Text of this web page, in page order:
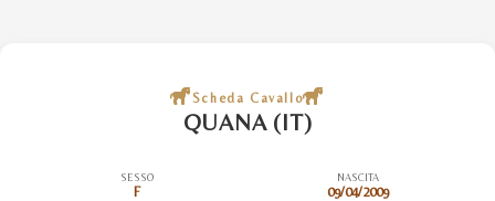
Scheda Cavallo
QUANA (IT)
SESSO
F
NASCITA
09/04/2009